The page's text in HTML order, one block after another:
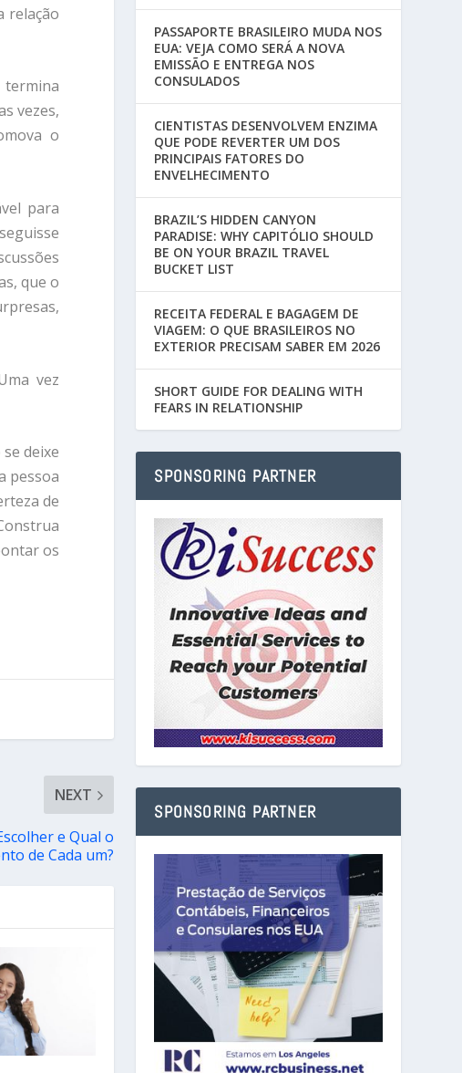
relação
termina
vezes,
o
para
que o
vez
deixe
pessoa
de
os
NEXT
e Qual o
de Cada um?
PASSAPORTE BRASILEIRO MUDA NOS
EUA: VEJA COMO SERÁ A NOVA
EMISSÃO E ENTREGA NOS
CONSULADOS
CIENTISTAS DESENVOLVEM ENZIMA
QUE PODE REVERTER UM DOS
PRINCIPAIS FATORES DO
ENVELHECIMENTO
BRAZIL’S HIDDEN CANYON
PARADISE: WHY CAPITÓLIO SHOULD
BE ON YOUR BRAZIL TRAVEL
BUCKET LIST
RECEITA FEDERAL E BAGAGEM DE
VIAGEM: O QUE BRASILEIROS NO
EXTERIOR PRECISAM SABER EM 2026
SHORT GUIDE FOR DEALING WITH
FEARS IN RELATIONSHIP
SPONSORING PARTNER
SPONSORING PARTNER